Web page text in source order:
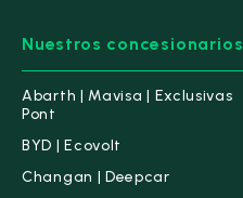
Nuestros concesionarios
Abarth | Mavisa | Exclusivas
Pont
BYD | Ecovolt
Changan | Deepcar